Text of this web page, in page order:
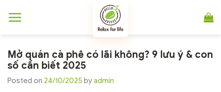
đến
Mở quán cà phê có lãi không? 9 lưu ý & con
số cần biết 2025
Posted on 24/10/2025 byadmin